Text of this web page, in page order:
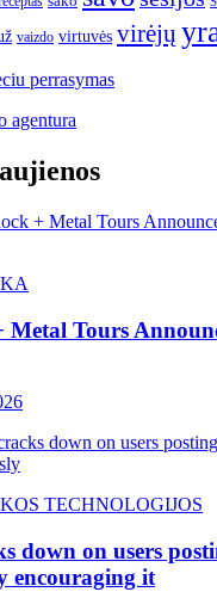
vaizdo virtuvės virėjų
Metal Tours
TECHNOLOGIJOS
down on users
encouraging it